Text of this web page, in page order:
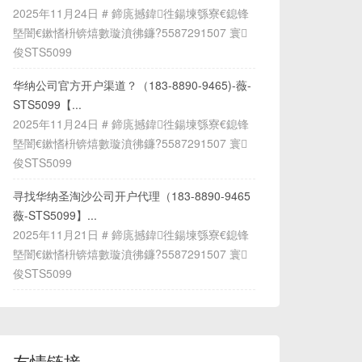
2025年11月24日 # 鍗庣撼鍏徃鍚堜綔寮€鎴锋
墍闇€鏉愭枡锛熺數璇濆彿鐮?5587291507 寰
俊STS5099
华纳公司官方开户渠道？（183-8890-9465)-薇-
STS5099【...
2025年11月24日 # 鍗庣撼鍏徃鍚堜綔寮€鎴锋
墍闇€鏉愭枡锛熺數璇濆彿鐮?5587291507 寰
俊STS5099
寻找华纳圣淘沙公司开户代理（183-8890-9465
薇-STS5099】...
2025年11月21日 # 鍗庣撼鍏徃鍚堜綔寮€鎴锋
墍闇€鏉愭枡锛熺數璇濆彿鐮?5587291507 寰
俊STS5099